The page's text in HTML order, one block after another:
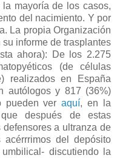
mayoría de los casos,
del nacimiento. Y por
La propia Organización
informe de trasplantes
ahora): De los 2.275
(de células
realizados en España
autólogos y 817 (36%)
pueden veraquí, en la
después de estas
a ultranza de
del depósito
discutiendo la